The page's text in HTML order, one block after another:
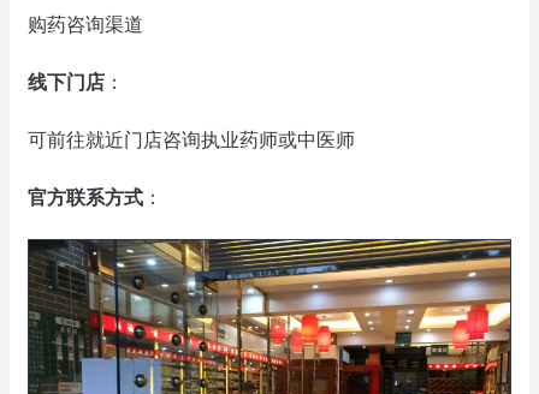
购药咨询渠道
线下门店 ：
可前往就近门店咨询执业药师或中医师
官方联系方式 ：